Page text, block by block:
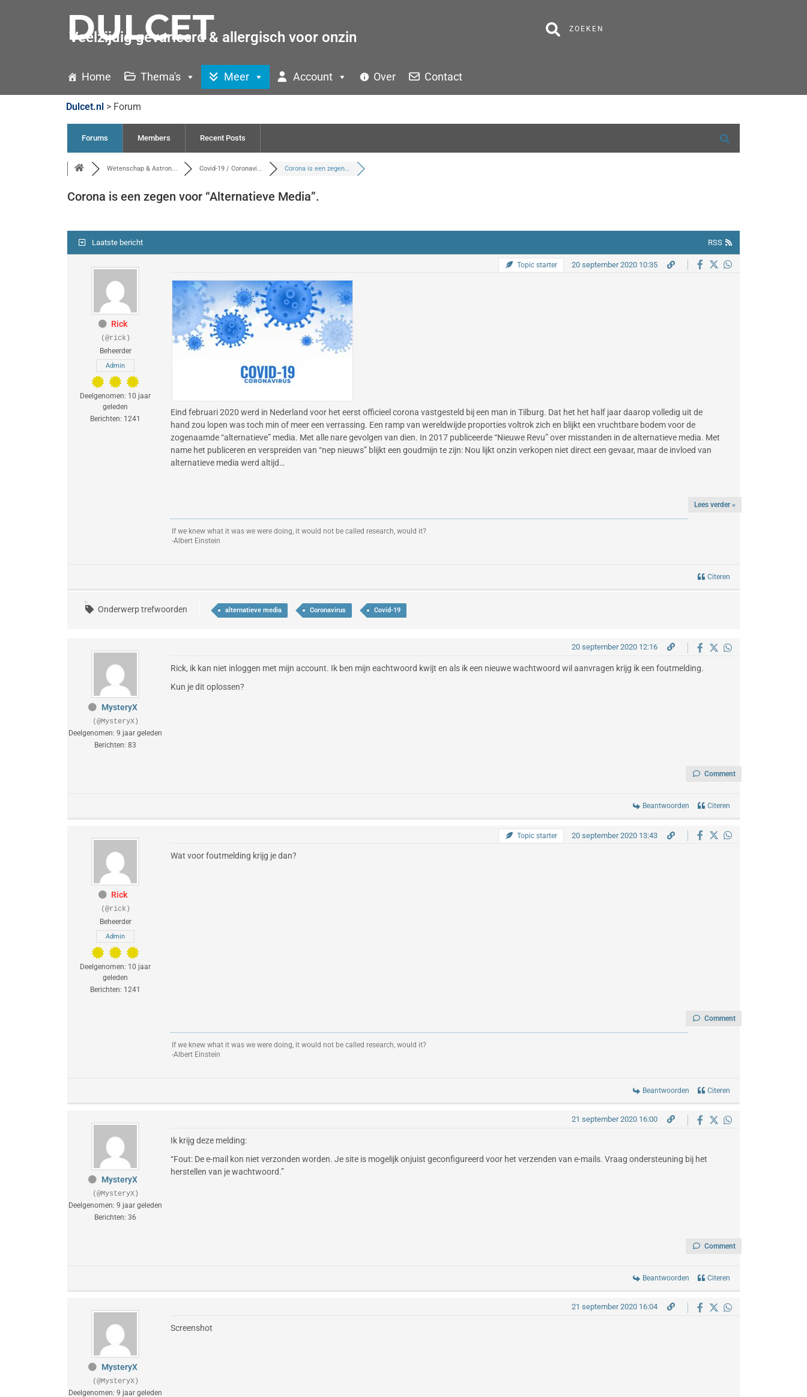
Veelzijdig gevarieerd & allergisch voor onzin ZOEKEN
Home Thema's Meer Account Over Contact
Dulcet.nl > Forum
Forums Members Recent Posts
Wetenschap & Astron... Covid-19 / Coronavi... Corona is een zegen...
Corona is een zegen voor “Alternatieve Media”.
Laatste bericht RSS
Rick
(@rick)
Beheerder
Admin
Deelgenomen: 10 jaar
geleden
Berichten: 1241
Topic starter 20 september 2020 10:35
Eind februari 2020 werd in Nederland voor het eerst officieel corona vastgesteld bij een man in Tilburg. Dat het het half jaar daarop volledig uit de
hand zou lopen was toch min of meer een verrassing. Een ramp van wereldwijde proporties voltrok zich en blijkt een vruchtbare bodem voor de
zogenaamde “alternatieve” media. Met alle nare gevolgen van dien. In 2017 publiceerde “Nieuwe Revu” over misstanden in de alternatieve media. Met
name het publiceren en verspreiden van “nep nieuws” blijkt een goudmijn te zijn: Nou lijkt onzin verkopen niet direct een gevaar, maar de invloed van
alternatieve media werd altijd…
Lees verder »
If we knew what it was we were doing, it would not be called research, would it?
-Albert Einstein
Citeren
Onderwerp trefwoorden alternatieve media Coronavirus Covid-19
MysteryX
(@MysteryX)
Deelgenomen: 9 jaar geleden
Berichten: 83
20 september 2020 12:16
Rick, ik kan niet inloggen met mijn account. Ik ben mijn eachtwoord kwijt en als ik een nieuwe wachtwoord wil aanvragen krijg ik een foutmelding.
Kun je dit oplossen?
Comment
Beantwoorden Citeren
Rick
(@rick)
Beheerder
Admin
Deelgenomen: 10 jaar
geleden
Berichten: 1241
Topic starter 20 september 2020 13:43
Wat voor foutmelding krijg je dan?
Comment
If we knew what it was we were doing, it would not be called research, would it?
-Albert Einstein
Beantwoorden Citeren
MysteryX
(@MysteryX)
Deelgenomen: 9 jaar geleden
Berichten: 36
21 september 2020 16:00
Ik krijg deze melding:
“Fout: De e-mail kon niet verzonden worden. Je site is mogelijk onjuist geconfigureerd voor het verzenden van e-mails. Vraag ondersteuning bij het
herstellen van je wachtwoord.”
Comment
Beantwoorden Citeren
MysteryX
(@MysteryX)
Deelgenomen: 9 jaar geleden
21 september 2020 16:04
Screenshot